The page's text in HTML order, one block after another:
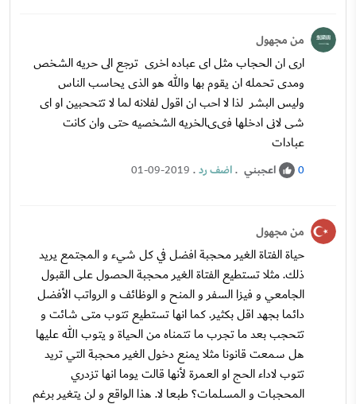
من مجهول
ارى ان الحجاب مثل اى عباده اخرى ترجع الى حريه الشخص
ومدى تحمله ان يقوم بها والله هو الذى يحاسب الناس
وليس البشر لذا لا احب ان اقول لفلانه لما لا تتححبين او اى
شى لانى ادخلها فىىالخريه الشخصيه حتى وان كانت
عبادات
0 اعجبني .اضف رد.
01-09-2019
من مجهول
حياة الفتاة الغير محجبة افضل في كل شيء و المجتمع يريد
ذلك. مثلا تستطيع الفتاة الغير محجبة الحصول على القبول
الجامعي و فيزا السفر و المنح و الوظائف و الرواتب الأفضل
دائما بجهد اقل بكثير. كما انها تستطيع تتوب متى شائت و
تتحجب بعد ما تجرب ما تتمناه من الحياة و يتوب الله عليها
هل سمعت قانونا مثلا يمنع دخول الغير محجبة التي تريد
تتوب لاداء الحج او العمرة لأنها قالت يوما انها تزدري
المحجبات و المسلمات؟ طبعا لا. هذا الواقع و لن يتغير برغم